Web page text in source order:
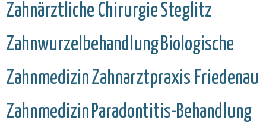
Zahnärztliche ChirurgieSteglitz
Zahnwurzelbehandlung Biologische
ZahnmedizinZahnarztpraxis Friedenau
Zahnmedizin Paradontitis-Behandlung